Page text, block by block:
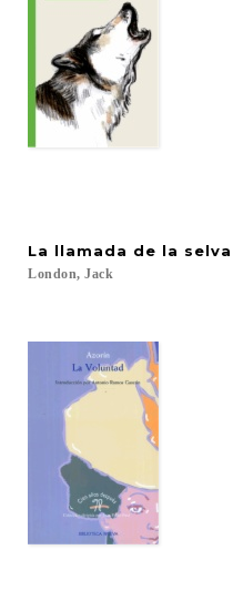
La llamada de la selva
London, Jack